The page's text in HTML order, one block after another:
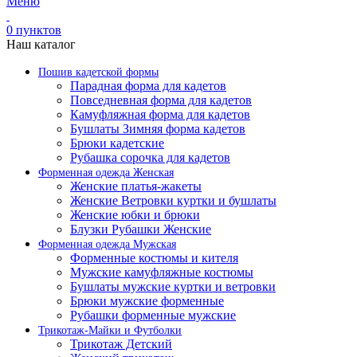
0 пунктов
Наш каталог
Пошив кадетской формы
Парадная форма для кадетов
Повседневная форма для кадетов
Камуфляжная форма для кадетов
Бушлаты Зимняя форма кадетов
Брюки кадетские
Рубашка сорочка для кадетов
Форменная одежда Женская
Женские платья-жакеты
Женские Ветровки куртки и бушлаты
Женские юбки и брюки
Блузки Рубашки Женские
Форменная одежда Мужская
Форменные костюмы и кителя
Мужские камуфляжные костюмы
Бушлаты мужские куртки и ветровки
Брюки мужские форменные
Рубашки форменные мужские
Трикотаж-Майки и Футболки
Трикотаж Детский